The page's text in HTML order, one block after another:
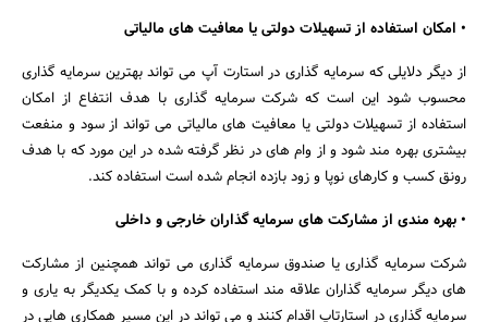
• امکان استفاده از تسهیلات دولتی یا معافیت های مالیاتی
از دیگر دلایلی که سرمایه گذاری در استارت آپ می تواند بهترین سرمایه گذاری
محسوب شود این است که شرکت سرمایه گذاری با هدف انتفاع از امکان
استفاده از تسهیلات دولتی یا معافیت های مالیاتی می تواند از سود و منفعت
بیشتری بهره مند شود و از وام های در نظر گرفته شده در این مورد که با هدف
رونق کسب و کارهای نوپا و زود بازده انجام شده است استفاده کند.
• بهره مندی از مشارکت های سرمایه گذاران خارجی و داخلی
شرکت سرمایه گذاری یا صندوق سرمایه گذاری می تواند همچنین از مشارکت
های دیگر سرمایه گذاران علاقه مند استفاده کرده و با کمک یکدیگر به یاری و
سرمایه گذاری در استارتاپ اقدام کنند و می تواند در این مسیر همکاری هایی در